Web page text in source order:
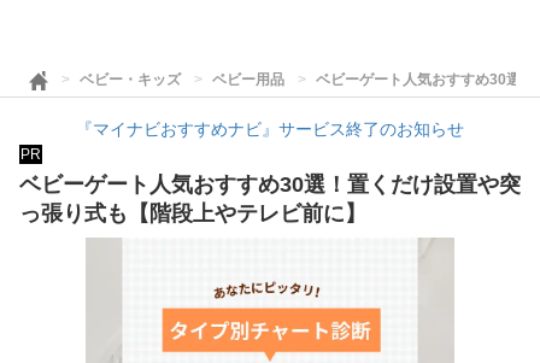
ベビー・キッズ ベビー用品 ベビーゲート人気おすすめ30選
『マイナビおすすめナビ』サービス終了のお知らせ
PR
ベビーゲート人気おすすめ30選！置くだけ設置や突
っ張り式も【階段上やテレビ前に】